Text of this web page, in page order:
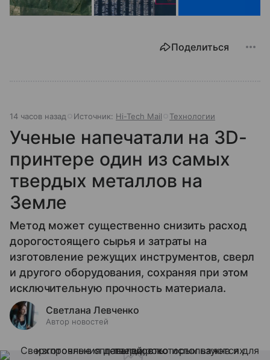
Поделиться
14 часов назад Источник: Hi-Tech Mail Технологии
Ученые напечатали на 3D-
принтере один из самых
твердых металлов на
Земле
Метод может существенно снизить расход
дорогостоящего сырья и затраты на
изготовление режущих инструментов, сверл
и другого оборудования, сохраняя при этом
исключительную прочность материала.
Светлана Левченко
Автор новостей